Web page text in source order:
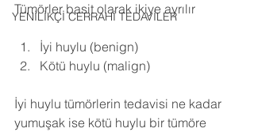
YENİLİKÇİ CERRAHİ TEDAVİLER
Tümörler basit olarak ikiye ayrılır
İyi huylu (benign)
Kötü huylu (malign)
İyi huylu tümörlerin tedavisi ne kadar
yumuşak ise kötü huylu bir tümöre